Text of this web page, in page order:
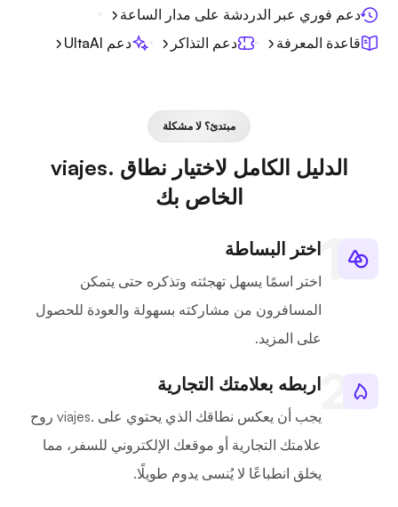
دعم فوري عبر الدردشة على مدار الساعة
قاعدة المعرفة
دعم التذاكر دعم UltaAI
مبتدئ؟ لا مشكلة
الدليل الكامل لاختيار نطاق .viajes
الخاص بك
اختر البساطة
اختر اسمًا يسهل تهجئته وتذكره حتى يتمكن
المسافرون من مشاركته بسهولة والعودة للحصول
على المزيد.
اربطه بعلامتك التجارية
يجب أن يعكس نطاقك الذي يحتوي على .viajes روح
علامتك التجارية أو موقعك الإلكتروني للسفر، مما
يخلق انطباعًا لا يُنسى يدوم طويلًا.